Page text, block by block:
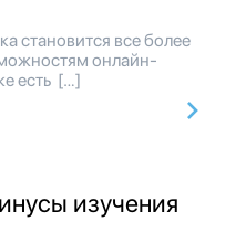
становится все более
онлайн-
есть […]
изучения